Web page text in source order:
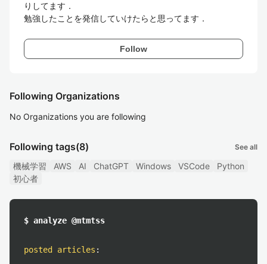
りしてます．
勉強したことを発信していけたらと思ってます．
Follow
Following Organizations
No Organizations you are following
Following tags(8) See all
機械学習 AWS AI ChatGPT Windows VSCode
Python
初心者
$ analyze @mtmtss
posted articles :